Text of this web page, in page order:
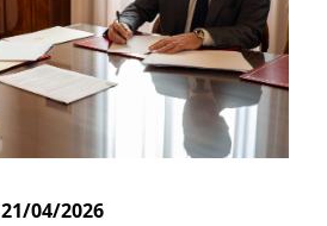
21/04/2026